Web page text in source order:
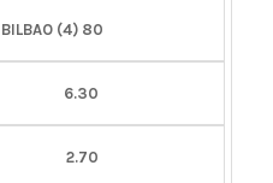
DIÁMETRO/ANCHO
BILBAO (4) 80
6.30
2.70